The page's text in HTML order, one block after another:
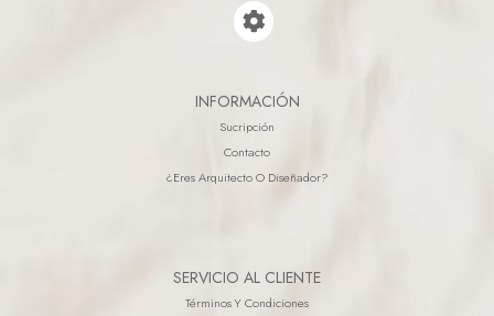
INFORMACIÓN
Sucripción
Contacto
¿eres Arquitecto O Diseñador?
SERVICIO AL CLIENTE
Términos Y Condiciones